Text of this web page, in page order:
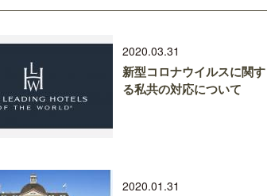
2020.03.31
新型コロナウイルスに関す
る私共の対応について
2020.01.31